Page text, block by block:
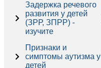
Задержка речевого
развития у детей
(ЗРР, ЗПРР) -
изучите
Признаки и
симптомы аутизма у
детей